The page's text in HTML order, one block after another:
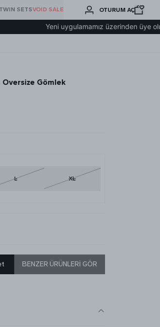
TWIN SETSVOID SALE
ARA
OTURUM AÇ
Yeni uygulamamız üzerinden üye olup
Oversize Gömlek
L XL
BENZER ÜRÜNLERİ GÖR